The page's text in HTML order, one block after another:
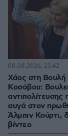
Χάος στη Βουλή
Κοσόβου:
αντιπολίτευσης
αυγά στον
Άλμπιν Κούρτι,
βίντεο
08.08.2026, 23:42